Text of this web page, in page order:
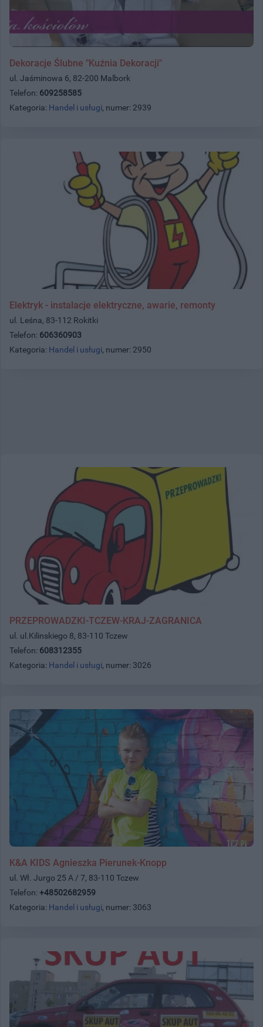
Dekoracje Ślubne "Kuźnia Dekoracji"
ul. Jaśminowa 6, 82-200 Malbork
Telefon: 609258585
Kategoria: Handel i usługi, numer: 2939
Elektryk - instalacje elektryczne, awarie, remonty
ul. Leśna, 83-112 Rokitki
Telefon: 606360903
Kategoria: Handel i usługi, numer: 2950
PRZEPROWADZKI-TCZEW-KRAJ-ZAGRANICA
ul. ul.Kilinskiego 8, 83-110 Tczew
Telefon: 608312355
Kategoria: Handel i usługi, numer: 3026
K&A KIDS Agnieszka Pierunek-Knopp
ul. Wł. Jurgo 25 A / 7, 83-110 Tczew
Telefon: +48502682959
Kategoria: Handel i usługi, numer: 3063